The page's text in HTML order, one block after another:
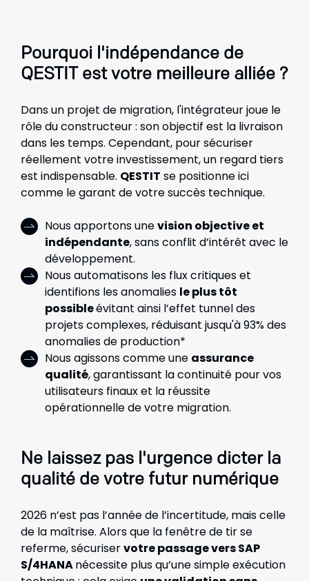
Pourquoi l'indépendance de
QESTIT est votre meilleure alliée ?
Dans un projet de migration, l'intégrateur joue le
rôle du constructeur : son objectif est la livraison
dans les temps. Cependant, pour sécuriser
réellement votre investissement, un regard tiers
est indispensable. QESTIT se positionne ici
comme le garant de votre succès technique.
Nous apportons unevision objective et
indépendante, sans conflit d’intérêt avec le
développement.
Nous automatisons les flux critiques et
identifions les anomalies le plus tôt
possibleévitant ainsi l’effet tunnel des
projets complexes, réduisant jusqu'à 93% des
anomalies de production*
Nous agissons comme une assurance
qualité, garantissant la continuité pour vos
utilisateurs finaux et la réussite
opérationnelle de votre migration.
Ne laissez pas l'urgence dicter la
qualité de votre futur numérique
2026 n’est pas l’année de l’incertitude, mais celle
de la maîtrise. Alors que la fenêtre de tir se
referme, sécuriservotre passage vers SAP
S/4HANAnécessite plus qu’une simple exécution